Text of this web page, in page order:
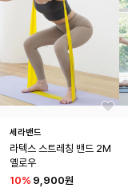
세라밴드
라텍스 스트레칭 밴드 2M
옐로우
10% 9,900원